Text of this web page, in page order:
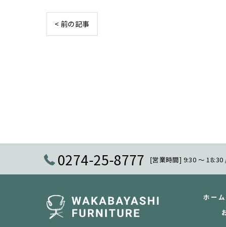
< 前の記事
0274-25-8777 [営業時間] 9:30 〜 18:30
ホーム